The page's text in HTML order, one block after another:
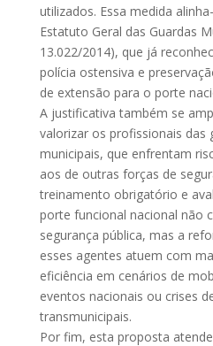
utilizados. Essa medida
Estatuto Geral das Guardas
13.022/2014), que já
polícia ostensiva e
de extensão para o porte
A justificativa também se
valorizar os profissionais das
municipais, que enfrentam
aos de outras forças de
treinamento obrigatório e
porte funcional nacional não
segurança pública, mas a
esses agentes atuem com
eficiência em cenários de
eventos nacionais ou crises
transmunicipais.
Por fim, esta proposta